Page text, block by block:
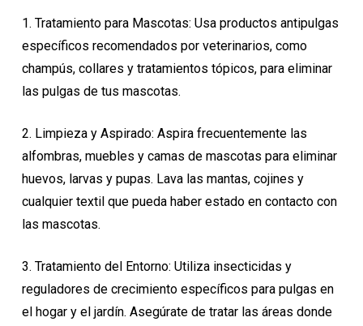
1. Tratamiento para Mascotas: Usa productos antipulgas
específicos recomendados por veterinarios, como
champús, collares y tratamientos tópicos, para eliminar
las pulgas de tus mascotas.
2. Limpieza y Aspirado: Aspira frecuentemente las
alfombras, muebles y camas de mascotas para eliminar
huevos, larvas y pupas. Lava las mantas, cojines y
cualquier textil que pueda haber estado en contacto con
las mascotas.
3. Tratamiento del Entorno: Utiliza insecticidas y
reguladores de crecimiento específicos para pulgas en
el hogar y el jardín. Asegúrate de tratar las áreas donde